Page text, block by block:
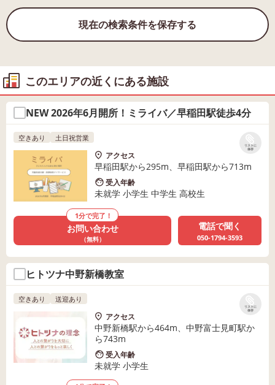
現在の検索条件を保存する
このエリアの近くにある施設
NEW 2026年6月開所！ミライバ／早稲田駅徒歩4分
リストに
保存
空きあり 土日祝営業
アクセス
早稲田駅から295m、早稲田駅から713m
受入年齢
未就学 小学生 中学生 高校生
1分で完了！
お問い合わせ
（無料）
電話で聞く
050-1794-3593
ヒトツナ中野新橋教室
リストに
保存
空きあり 送迎あり
アクセス
中野新橋駅から464m、中野富士見町駅か
ら743m
受入年齢
未就学 小学生